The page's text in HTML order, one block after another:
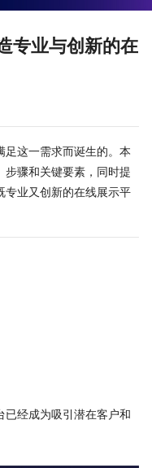
专业与创新的在
足这一需求而诞生的。本
步骤和关键要素，同时提
专业又创新的在线展示平
已经成为吸引潜在客户和